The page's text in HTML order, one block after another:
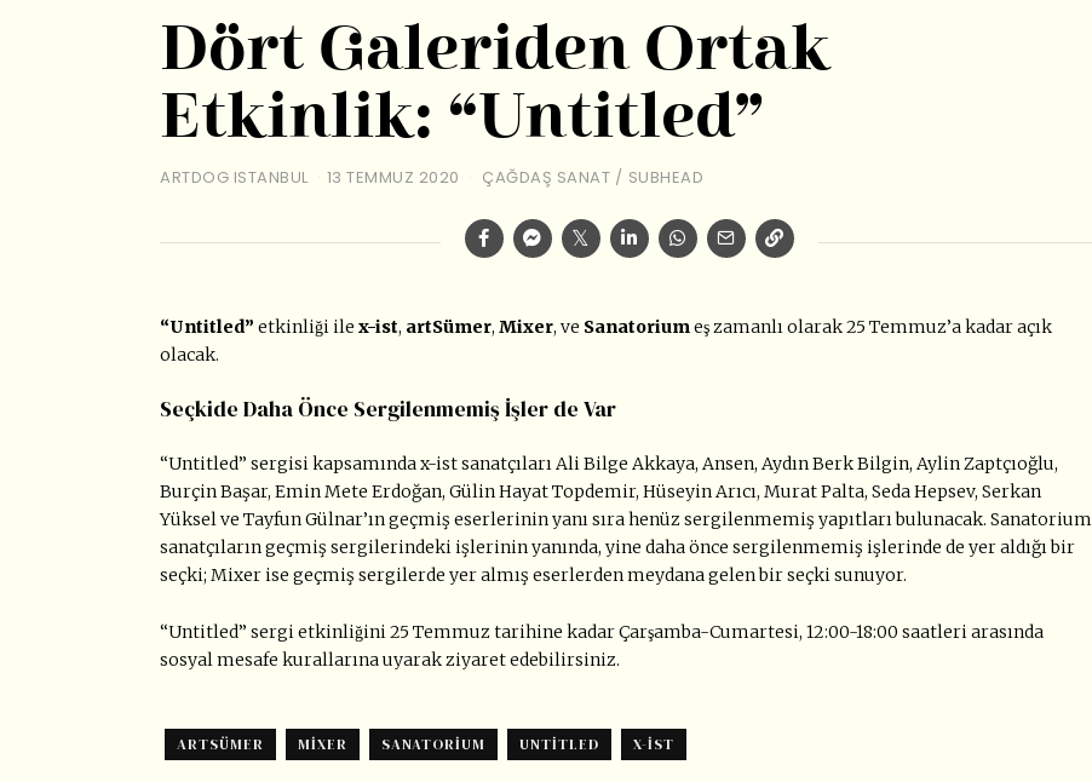
Dört Galeriden Ortak
Etkinlik: “Untitled”
ARTDOG ISTANBUL 13 TEMMUZ 2020 ÇAĞDAŞ SANAT / SUBHEAD
“Untitled” etkinliği ile x-ist, artSümer, Mixer, ve Sanatoriumeş zamanlı olarak 25 Temmuz’a kadar açık
olacak.
Seçkide Daha Önce Sergilenmemiş İşler de Var
“Untitled” sergisi kapsamında x-ist sanatçıları Ali Bilge Akkaya, Ansen, Aydın Berk Bilgin, Aylin Zaptçıoğlu,
Burçin Başar, Emin Mete Erdoğan, Gülin Hayat Topdemir, Hüseyin Arıcı, Murat Palta, Seda Hepsev, Serkan
Yüksel ve Tayfun Gülnar’ın geçmiş eserlerinin yanı sıra henüz sergilenmemiş yapıtları bulunacak. Sanatorium
sanatçıların geçmiş sergilerindeki işlerinin yanında, yine daha önce sergilenmemiş işlerinde de yer aldığı bir
seçki; Mixer ise geçmiş sergilerde yer almış eserlerden meydana gelen bir seçki sunuyor.
“Untitled” sergi etkinliğini 25 Temmuztarihine kadar Çarşamba-Cumartesi, 12:00-18:00 saatleri arasında
sosyal mesafe kurallarına uyarak ziyaret edebilirsiniz.
ARTSÜMER MIXER SANATORIUM UNTITLED X-IST